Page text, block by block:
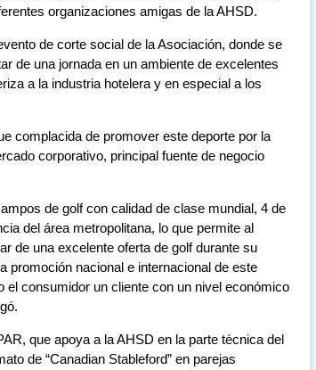
organizaciones amigas de la AHSD.
de corte social de la Asociación, donde se
de una jornada en un ambiente de excelentes
a la industria hotelera y en especial a los
complacida de promover este deporte por la
corporativo, principal fuente de negocio
de golf con calidad de clase mundial, 4 de
del área metropolitana, lo que permite al
de una excelente oferta de golf durante su
promoción nacional e internacional de este
consumidor un cliente con un nivel económico
que apoya a la AHSD en la parte técnica del
de “Canadian Stableford” en parejas